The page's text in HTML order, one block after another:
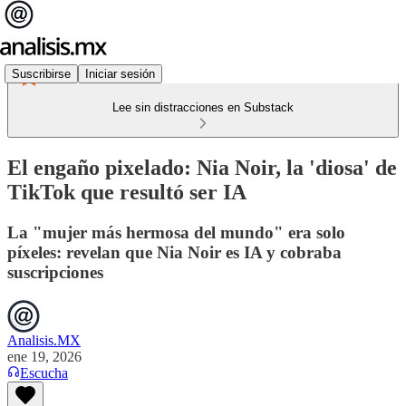
Suscribirse Iniciar sesión
Lee sin distracciones en Substack
El engaño pixelado: Nia Noir, la 'diosa' de
TikTok que resultó ser IA
La "mujer más hermosa del mundo" era solo
píxeles: revelan que Nia Noir es IA y cobraba
suscripciones
Analisis.MX
ene 19, 2026
Escucha